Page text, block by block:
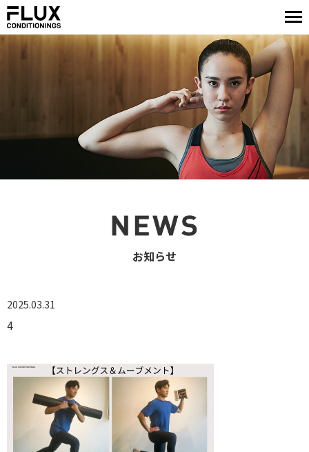
お知らせ
2025.03.31
4